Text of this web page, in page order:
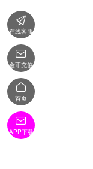

在线客服

金币充值

首页

APP下载